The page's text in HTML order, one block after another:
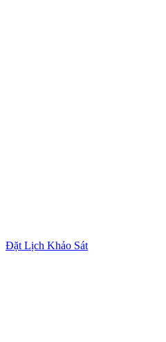
Đặt Lịch Khảo Sát